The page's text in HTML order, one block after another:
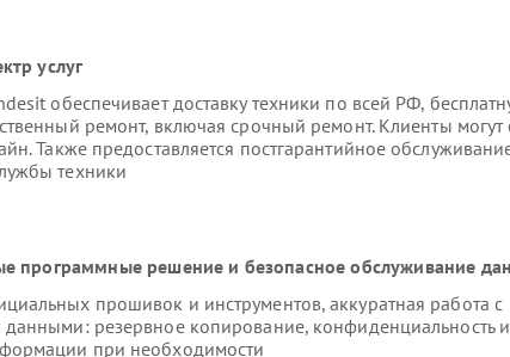
услуг
обеспечивает доставку техники по всей РФ,
ремонт, включая срочный ремонт. Клиенты могут
Также предоставляется постгарантийное
техники
программные решение и безопасное обслуживание
прошивок и инструментов, аккуратная работа с
данными: резервное копирование, конфиденциальность и
при необходимости